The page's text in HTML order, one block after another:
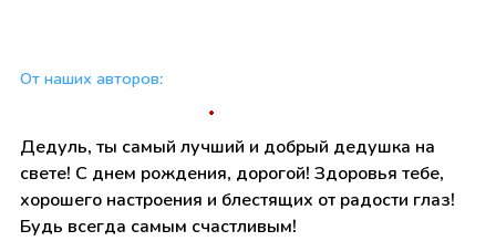
От наших авторов:
Дедуль, ты самый лучший и добрый дедушка на
свете! С днем рождения, дорогой! Здоровья тебе,
хорошего настроения и блестящих от радости глаз!
Будь всегда самым счастливым!